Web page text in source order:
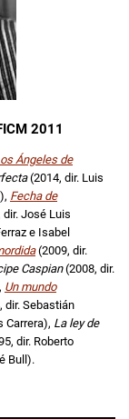
2011
Ángeles de
(2014, dir. Luis
Fecha de
José Luis
e Isabel
(2009, dir.
Caspian(2008, dir.
Un mundo
dir. Sebastián
Carrera), La ley de
dir. Roberto
Bull).